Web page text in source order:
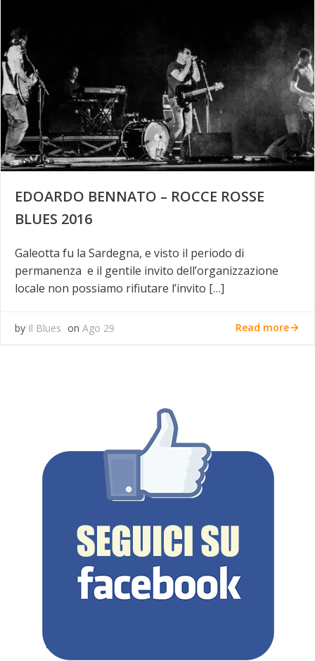
EDOARDO BENNATO – ROCCE ROSSE
BLUES 2016
Galeotta fu la Sardegna, e visto il periodo di
permanenza e il gentile invito dell’organizzazione
locale non possiamo rifiutare l’invito […]
by Il Blues on Ago 29 Read more